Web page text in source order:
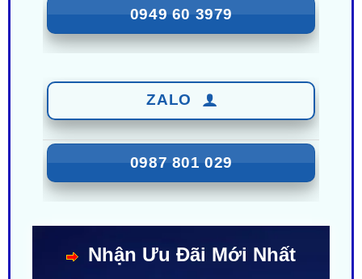
0987 801 029